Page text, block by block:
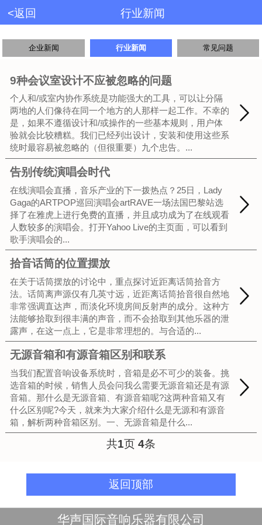
<返回 行业新闻
企业新闻 行业新闻 常见问题
9种会议室设计不应被忽略的问题
个人和/或室内协作系统是功能强大的工具，可以让分隔
两地的人们像待在同一个地方的人那样一起工作。不幸的
是，如果不遵循设计和/或操作的一些基本规则，用户体
验就会比较糟糕。我们已经列出设计，安装和使用这些系
统时最容易被忽略的（但很重要）九个忠告。...
告别传统演唱会时代
在线演唱会直播，音乐产业的下一拨热点？25日，Lady
Gaga的ARTPOP巡回演唱会artRAVE一场法国巴黎站选
择了在雅虎上进行免费的直播，并且成功成为了在线观看
人数较多的演唱会。打开Yahoo Live的主页面，可以看到
歌手演唱会的...
拾音话筒的位置摆放
在关于话筒摆放的讨论中，重点探讨近距离话筒拾音方
法。话筒离声源仅有几英寸远，近距离话筒拾音很自然地
非常强调直达声，而淡化环境房间反射声的成分。这种方
法能够拾取到很丰满的声音，而不会拾取到其他乐器的泄
露声，在这一点上，它是非常理想的。与合适的...
无源音箱和有源音箱区别和联系
当我们配置音响设备系统时，音箱是必不可少的装备。挑
选音箱的时候，销售人员会问我么需要无源音箱还是有源
音箱。那什么是无源音箱、有源音箱呢?这两种音箱又有
什么区别呢?今天，就来为大家介绍什么是无源和有源音
箱，解析两种音箱区别。一、无源音箱是什么...
共1页 4条
返回顶部
华声国际音响乐器有限公司